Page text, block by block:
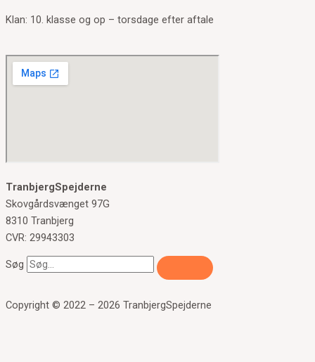
Klan: 10. klasse og op – torsdage efter aftale
TranbjergSpejderne
Skovgårdsvænget 97G
8310 Tranbjerg
CVR: 29943303
Søg
Copyright © 2022 – 2026 TranbjergSpejderne